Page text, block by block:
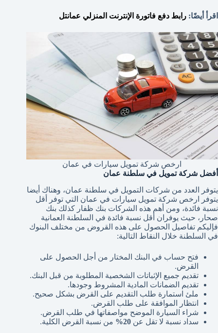
اقرأ أيضًا: رابط دفع فاتورة الإنترنت المنزلي عمانتل
ارخص شركة تمويل سيارات في عمان
أفضل شركة تمويل في سلطنة عمان
يتوفر العدد من شركات التمويل في سلطنة عمان، وهناك أيضا
يتوفر ارخص شركة تمويل سيارات في عمان التي توفر أقل
نسبة فائدة، ومن أهم هذه الشركات بنك ظفار كذلك بنك
صحار، حيث يوفران أقل نسبة فائدة في السلطنة العمانية
فإليكم تفاصيل الحصول على هذه القروض من مختلف البنوك
في السلطنة خلال النقاط التالية:
فتح حساب في البنك المختار من أجل الحصول على
القرض.
تقديم جميع الإثباتات الشخصية المطلوبة من قبل البنك.
تقديم الضمانات المادية المشروط وجودها.
ملئ استمارة طلب التقديم على القرض بشكل صحيح.
انتظار الموافقة على طلب القرض.
شراء السيارة الموضح مواصفاتها في طلب القرض.
سداد نسبة لا تقل عن 20% من نسبة القرض الكلية.